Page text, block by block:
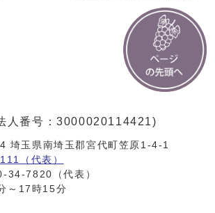
人番号：3000020114421)
埼玉県南埼玉郡宮代町笠原1-4-1
（代表）
34-7820（代表）
～17時15分